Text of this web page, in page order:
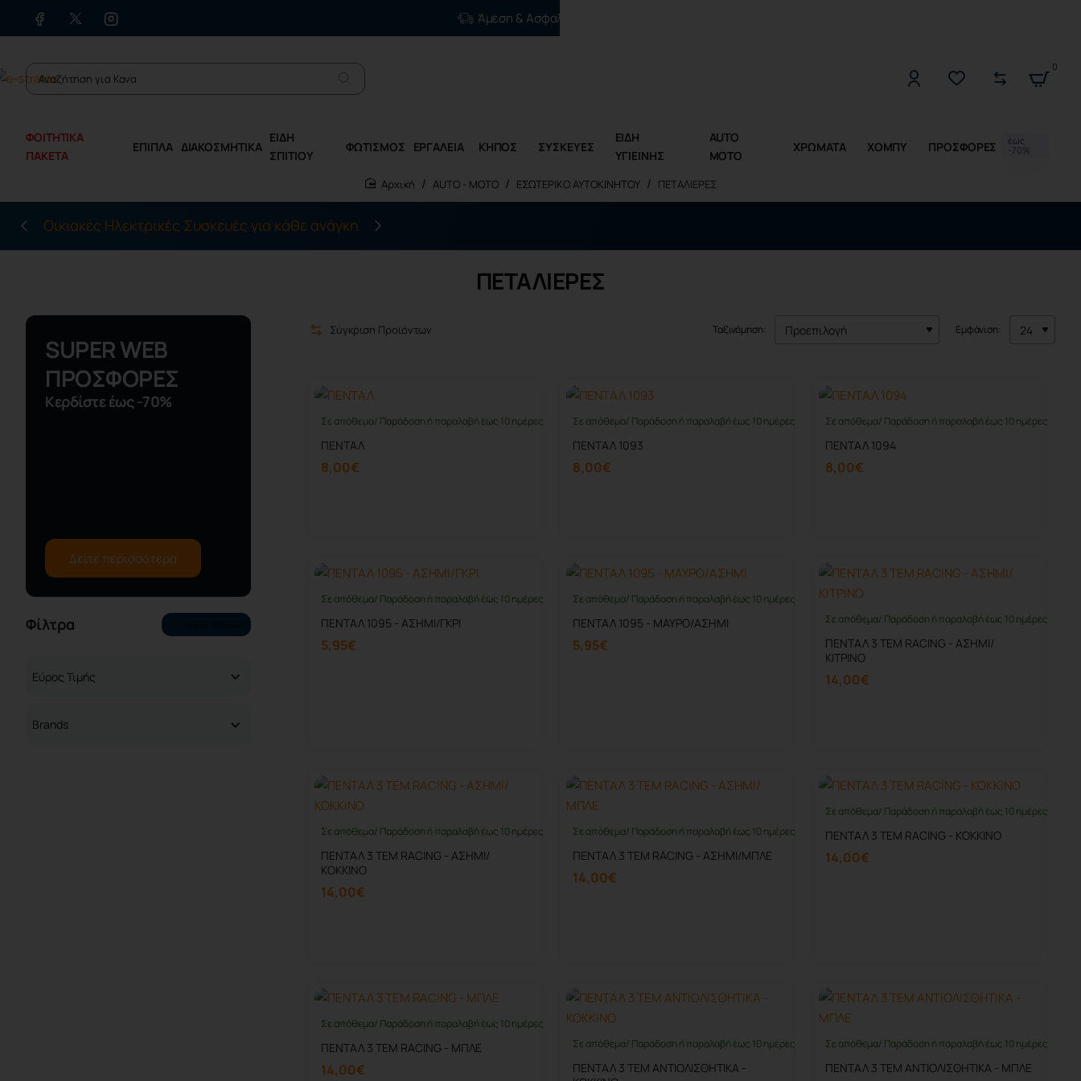
Άμεση & Ασφαλής Διανομή
0
ΦΟΙΤΗΤΙΚΑ
ΠΑΚΕΤΑ
ΕΠΙΠΛΑ ΔΙΑΚΟΣΜΗΤΙΚΑ
ΕΙΔΗ
ΣΠΙΤΙΟΥ
ΦΩΤΙΣΜΟΣ ΕΡΓΑΛΕΙΑ ΚΗΠΟΣ ΣΥΣΚΕΥΕΣ
ΕΙΔΗ
ΥΓΙΕΙΝΗΣ
AUTO
MOTO
ΧΡΩΜΑΤΑ ΧΟΜΠΥ ΠΡΟΣΦΟΡΕΣ
έως
-70%
AUTO - MOTO ΕΣΩΤΕΡΙΚΟ ΑΥΤΟΚΙΝΗΤΟΥ ΠΕΤΑΛΙΕΡΕΣ
Οικιακές Ηλεκτρικές Συσκευές για κάθε ανάγκη
ΠΕΤΑΛΙΕΡΕΣ
SUPER WEB
ΠΡΟΣΦΟΡΕΣ
Κερδίστε έως -70%
Δείτε περισσότερα
Φίλτρα
Eύρος Τιμής
Brands
Σύγκριση Προϊόντων Ταξινόμηση: Εμφάνιση:
Σε απόθεμα/ Παράδοση ή παραλαβή έως 10 ημέρες
ΠΕΝΤΑΛ
8,00€
Σε απόθεμα/ Παράδοση ή παραλαβή έως 10 ημέρες
ΠΕΝΤΑΛ 1093
8,00€
Σε απόθεμα/ Παράδοση ή παραλαβή έως 10 ημέρες
ΠΕΝΤΑΛ 1094
8,00€
Σε απόθεμα/ Παράδοση ή παραλαβή έως 10 ημέρες
ΠΕΝΤΑΛ 1095 - ΑΣΗΜΙ/ΓΚΡΙ
5,95€
Σε απόθεμα/ Παράδοση ή παραλαβή έως 10 ημέρες
ΠΕΝΤΑΛ 1095 - ΜΑΥΡΟ/ΑΣΗΜΙ
5,95€
Σε απόθεμα/ Παράδοση ή παραλαβή έως 10 ημέρες
ΠΕΝΤΑΛ 3 ΤΕΜ RACING - ΑΣΗΜΙ/
ΚΙΤΡΙΝΟ
14,00€
Σε απόθεμα/ Παράδοση ή παραλαβή έως 10 ημέρες
ΠΕΝΤΑΛ 3 ΤΕΜ RACING - ΑΣΗΜΙ/
ΚΟΚΚΙΝΟ
14,00€
Σε απόθεμα/ Παράδοση ή παραλαβή έως 10 ημέρες
ΠΕΝΤΑΛ 3 ΤΕΜ RACING - ΑΣΗΜΙ/ΜΠΛΕ
14,00€
Σε απόθεμα/ Παράδοση ή παραλαβή έως 10 ημέρες
ΠΕΝΤΑΛ 3 ΤΕΜ RACING - ΚΟΚΚΙΝΟ
14,00€
Σε απόθεμα/ Παράδοση ή παραλαβή έως 10 ημέρες
ΠΕΝΤΑΛ 3 ΤΕΜ RACING - ΜΠΛΕ
14,00€
Σε απόθεμα/ Παράδοση ή παραλαβή έως 10 ημέρες
ΠΕΝΤΑΛ 3 ΤΕΜ ΑΝΤΙΟΛΙΣΘΗΤΙΚΑ -
Σε απόθεμα/ Παράδοση ή παραλαβή έως 10 ημέρες
ΠΕΝΤΑΛ 3 ΤΕΜ ΑΝΤΙΟΛΙΣΘΗΤΙΚΑ - ΜΠΛΕ